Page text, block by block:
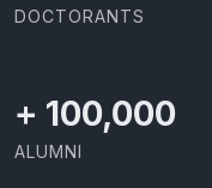
DOCTORANTS
+ 100,000
ALUMNI